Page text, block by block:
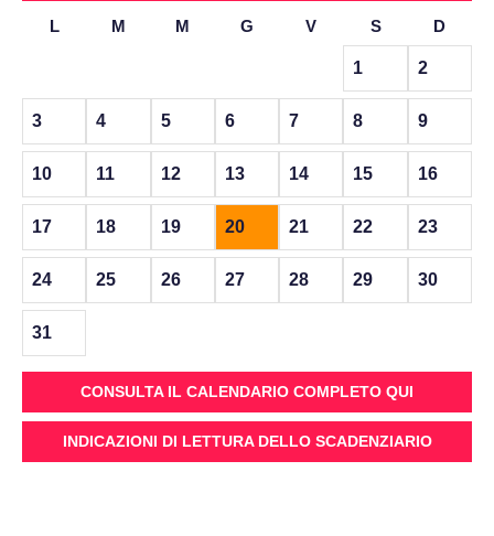
L M M G V S D
1 2
3 4 5 6 7 8 9
10 11 12 13 14 15 16
17 18 19 20 21 22 23
24 25 26 27 28 29 30
31
CONSULTA IL CALENDARIO COMPLETO QUI
INDICAZIONI DI LETTURA DELLO SCADENZIARIO